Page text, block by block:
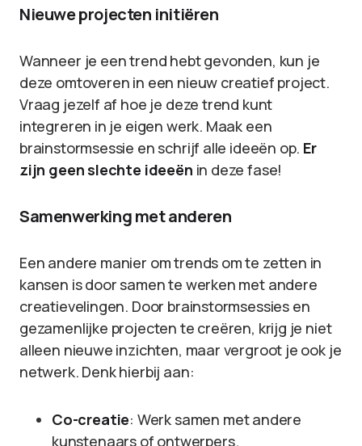
Nieuwe projecten initiëren
Wanneer je een trend hebt gevonden, kun je
deze omtoveren in een nieuw creatief project.
Vraag jezelf af hoe je deze trend kunt
integreren in je eigen werk. Maak een
brainstormsessie en schrijf alle ideeën op. Er
zijn geen slechte ideeën in deze fase!
Samenwerking met anderen
Een andere manier om trends om te zetten in
kansen is door samen te werken met andere
creatievelingen. Door brainstormsessies en
gezamenlijke projecten te creëren, krijg je niet
alleen nieuwe inzichten, maar vergroot je ook je
netwerk. Denk hierbij aan:
Co-creatie: Werk samen met andere
kunstenaars of ontwerpers.